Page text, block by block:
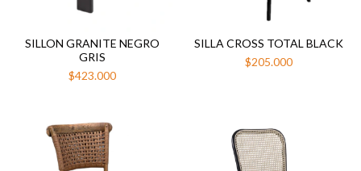
SILLON GRANITE NEGRO
GRIS
$423.000
SILLA CROSS TOTAL BLACK
$205.000